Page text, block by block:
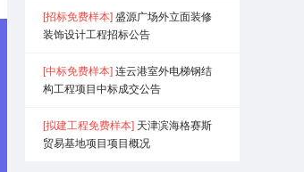
[招标免费样本] 盛源广场外立面装修
装饰设计工程招标公告
[中标免费样本] 连云港室外电梯钢结
构工程项目中标成交公告
[拟建工程免费样本] 天津滨海格赛斯
贸易基地项目项目概况